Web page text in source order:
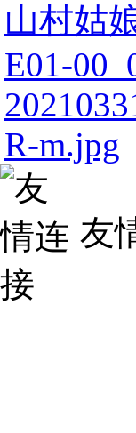
山村姑
E01-
R-m.jpg
友